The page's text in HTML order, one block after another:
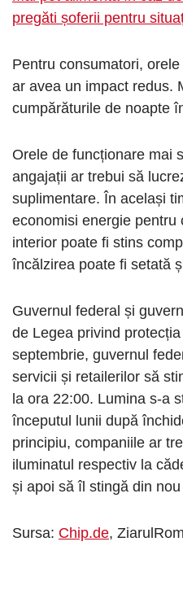
pregăti șoferii pentru
Pentru consumatori,
ar avea un impact redus.
cumpărăturile de noapte
Orele de funcționare mai
angajații ar trebui să
suplimentare. În același
economisi energie pentru
interior poate fi stins
încălzirea poate fi setată
Guvernul federal și
de Legea privind
septembrie, guvernul
servicii și retailerilor să
la ora 22:00. Lumina s-a
începutul lunii după
principiu, companiile ar
iluminatul respectiv la
și apoi să îl stingă din
Sursa: Chip.de,